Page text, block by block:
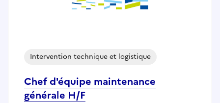
Chef d'équipe maintenance
générale H/F
Intervention technique et logistique